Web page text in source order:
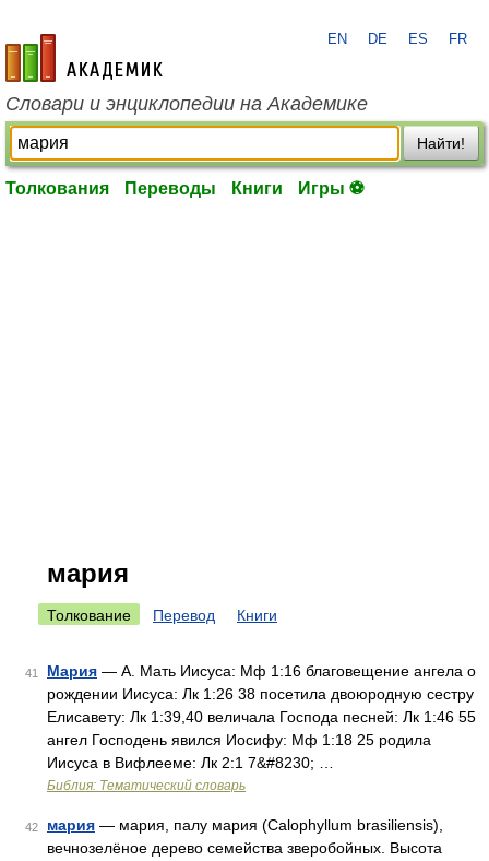
academic.ru
EN DE ES FR
Словари и энциклопедии на Академике
Найти!
Толкования Переводы Книги Игры ⚽
мария
Толкование Перевод Книги
41 Мария — А. Мать Иисуса: Мф 1:16 благовещение ангела о
рождении Иисуса: Лк 1:26 38 посетила двоюродную сестру
Елисавету: Лк 1:39,40 величала Господа песней: Лк 1:46 55
ангел Господень явился Иосифу: Мф 1:18 25 родила
Иисуса в Вифлееме: Лк 2:1 7&#8230; …
Библия: Тематический словарь
42 мария — мария, палу мария (Calophyllum brasiliensis),
вечнозелёное дерево семейства зверобойных. Высота